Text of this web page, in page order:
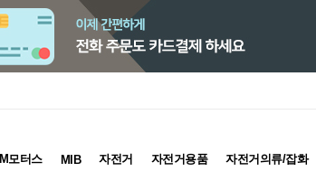
M모터스 MIB 자전거 자전거용품 자전거의류/잡화